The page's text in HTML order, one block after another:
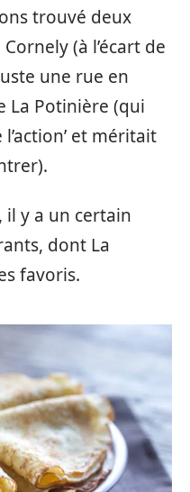
trouvé deux
(à l’écart de
une rue en
La Potinière (qui
et méritait
il y a un certain
dont La
favoris.